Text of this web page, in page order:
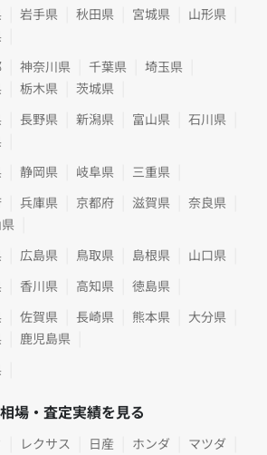
岩手県 秋田県 宮城県
山形県
神奈川県 千葉県
埼玉県
栃木県
茨城県
長野県 新潟県 富山県
石川県
静岡県 岐阜県
三重県
兵庫県 京都府 滋賀県
奈良県
広島県 鳥取県 島根県
山口県
香川県 高知県
徳島県
佐賀県 長崎県 熊本県
大分県
鹿児島県
場・査定実績を見る
レクサス 日産 ホンダ
マツダ